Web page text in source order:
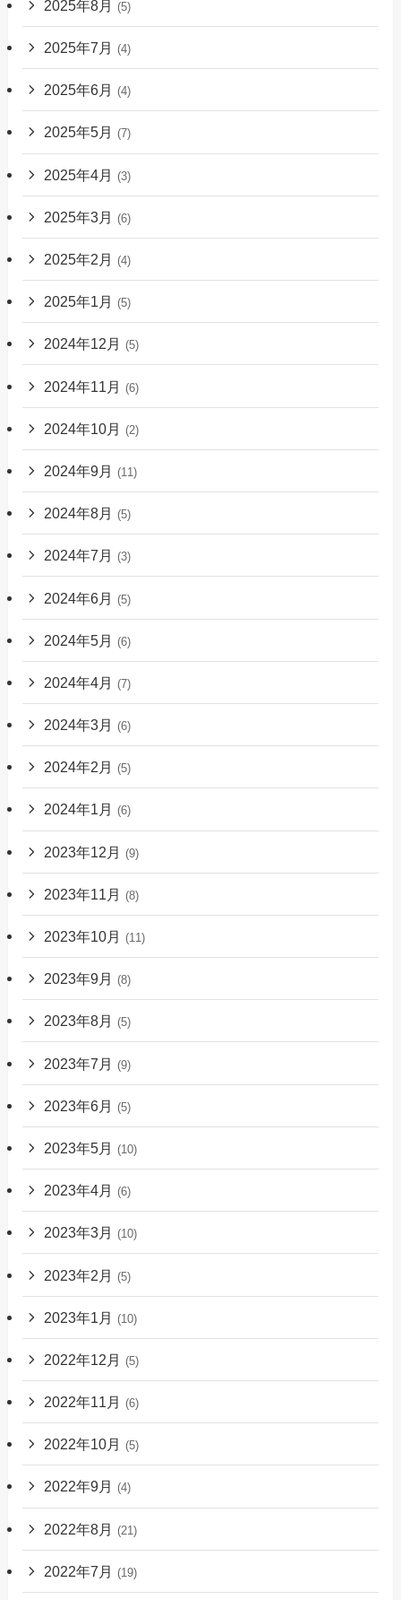
2025年8月 (5)
2025年7月 (4)
2025年6月 (4)
2025年5月 (7)
2025年4月 (3)
2025年3月 (6)
2025年2月 (4)
2025年1月 (5)
2024年12月 (5)
2024年11月 (6)
2024年10月 (2)
2024年9月 (11)
2024年8月 (5)
2024年7月 (3)
2024年6月 (5)
2024年5月 (6)
2024年4月 (7)
2024年3月 (6)
2024年2月 (5)
2024年1月 (6)
2023年12月 (9)
2023年11月 (8)
2023年10月 (11)
2023年9月 (8)
2023年8月 (5)
2023年7月 (9)
2023年6月 (5)
2023年5月 (10)
2023年4月 (6)
2023年3月 (10)
2023年2月 (5)
2023年1月 (10)
2022年12月 (5)
2022年11月 (6)
2022年10月 (5)
2022年9月 (4)
2022年8月 (21)
2022年7月 (19)